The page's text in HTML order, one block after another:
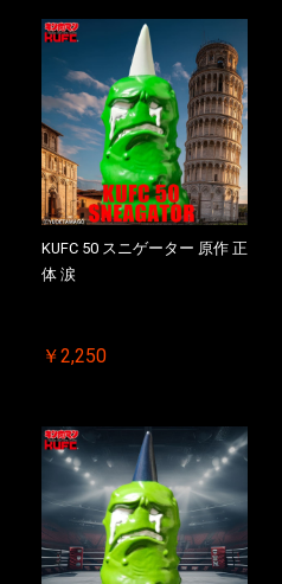
KUFC 50 スニゲーター 原作 正
体 涙
￥2,250